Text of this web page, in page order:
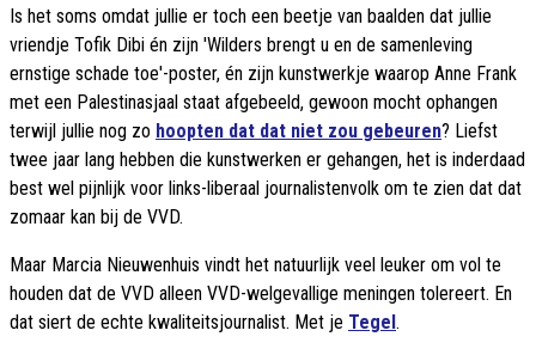
Is het soms omdat jullie er toch een beetje van baalden dat jullie
vriendje Tofik Dibi én zijn 'Wilders brengt u en de samenleving
ernstige schade toe'-poster, én zijn kunstwerkje waarop Anne Frank
met een Palestinasjaal staat afgebeeld, gewoon mocht ophangen
terwijl jullie nog zo hoopten dat dat niet zou gebeuren? Liefst
twee jaar lang hebben die kunstwerken er gehangen, het is inderdaad
best wel pijnlijk voor links-liberaal journalistenvolk om te zien dat dat
zomaar kan bij de VVD.
Maar Marcia Nieuwenhuis vindt het natuurlijk veel leuker om vol te
houden dat de VVD alleen VVD-welgevallige meningen tolereert. En
dat siert de echte kwaliteitsjournalist. Met je Tegel .